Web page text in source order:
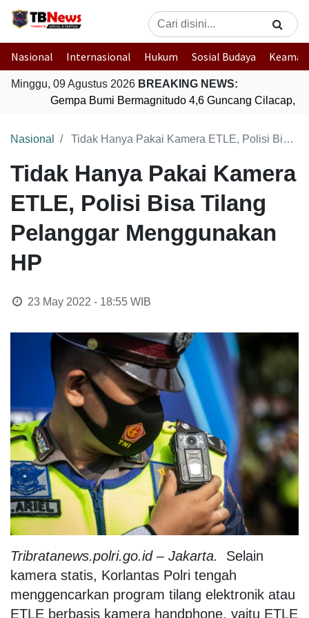
Nasional Internasional Hukum Sosial Budaya
Minggu, 09 Agustus 2026 BREAKING NEWS:
Gempa Bumi Bermagnitudo 4,6 Guncang Cilacap,
Nasional Tidak Hanya Pakai Kamera ETLE, Polisi Bisa Tilang Pelanggar Menggunakan HP
Tidak Hanya Pakai Kamera
ETLE, Polisi Bisa Tilang
Pelanggar Menggunakan
HP
23 May 2022 - 18:55WIB
Tribratanews.polri.go.id – Jakarta.
Selain
kamera statis, Korlantas Polri tengah
menggencarkan program tilang elektronik atau
ETLE berbasis kamera handphone, yaitu ETLE